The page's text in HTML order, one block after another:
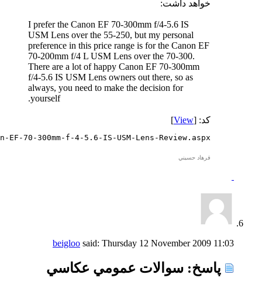
خواهد داشت:
I prefer the Canon EF 70-300mm f/4-5.6 IS
USM Lens over the 55-250, but my personal
preference in this price range is for the Canon EF
70-200mm f/4 L USM Lens over the 70-300.
There are a lot of happy Canon EF 70-300mm
f/4-5.6 IS USM Lens owners out there, so as
always, you need to make the decision for
yourself.
کد: [View
]
70-300mm-f-4-5.6-IS-USM-Lens-Review.aspx
فرهاد حسيني
beigloo said: Thursday 12 November 2009 11:03
پاسخ: سوالات عمومي عكاسي